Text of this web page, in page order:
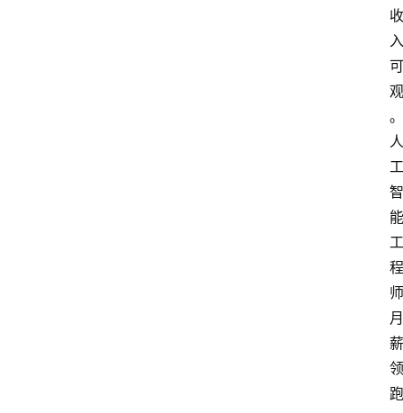
收
入
可
观
。
人
工
智
能
工
程
师
月
薪
领
跑